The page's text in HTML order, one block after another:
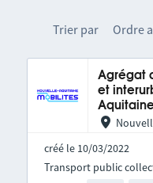
Trier par Ordre
Agrégat
et
Aquitaine
créé le 10/03/2022
Transport public